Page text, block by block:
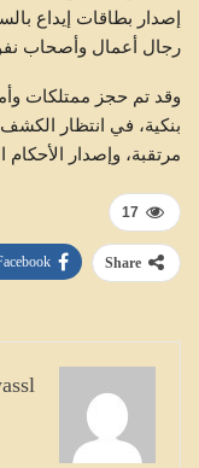
إصدار بطاقات إيداع
رجال أعمال وأصحاب
وقد تم حجز ممتلكات
بنكية، في انتظار
مرتقبة، وإصدار الأحكام
17
Share